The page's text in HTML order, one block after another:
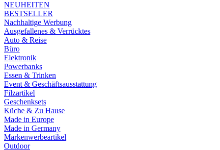
NEUHEITEN
BESTSELLER
Nachhaltige Werbung
Ausgefallenes & Verrücktes
Auto & Reise
Büro
Elektronik
Powerbanks
Essen & Trinken
Event & Geschäftsausstattung
Filzartikel
Geschenksets
Küche & Zu Hause
Made in Europe
Made in Germany
Markenwerbeartikel
Outdoor